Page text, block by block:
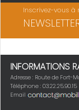
Inscrivez-vous à
INFORMATIONS
Adresse : Route de Fort-
Téléphone : 03.22.25.90.15
Email